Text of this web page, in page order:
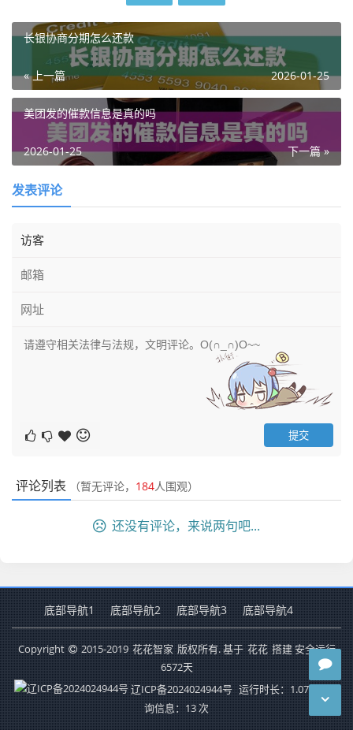
长银协商分期怎么还款
« 上一篇 2026-01-25
美团发的催款信息是真的吗
下一篇 »
2026-01-25
发表评论
评论列表 （暂无评论， 184人围观）
还没有评论，来说两句吧...
底部导航1 底部导航2 底部导航3 底部导航4
Copyright 2015-2019 花花智家 版权所有. 基于 花花 搭建 安全运行
6572天
辽ICP备2024024944号 运行时长：1.078秒 查
询信息：13 次